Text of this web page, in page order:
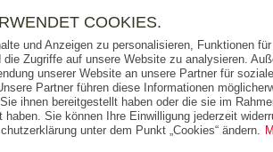
BOOKS
VERLAG
HANDEL FÜR UNTERNEHMEN
COOKIES.
und Anzeigen zu personalisieren, Funktionen
die Zugriffe auf unsere Website zu analysieren.
unserer Website an unsere Partner für
Partner führen diese Informationen
ihnen bereitgestellt haben oder die sie im
haben. Sie können Ihre Einwilligung jederzeit
unter dem Punkt „Cookies“ ändern.